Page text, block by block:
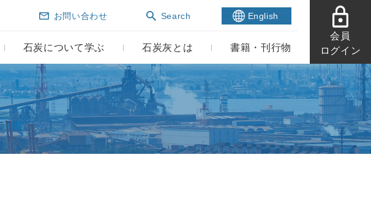
お問い合わせ Search English
石炭について学ぶ 石炭灰とは 書籍・刊行物
会員
ログイン